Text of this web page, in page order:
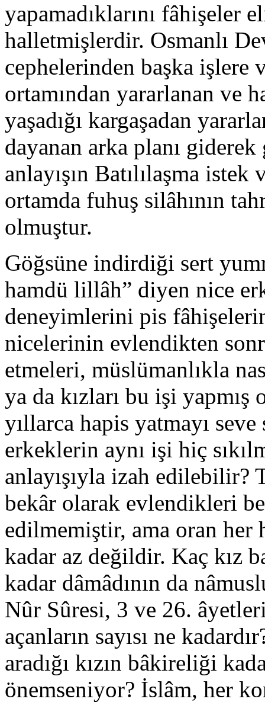
yapamadıklarını fâhişeler
halletmişlerdir. Osmanlı
cephelerinden başka işlere
ortamından yararlanan ve
yaşadığı kargaşadan
dayanan arka planı
anlayışın Batılılaşma
ortamda fuhuş silâhının
olmuştur.
Göğsüne indirdiği sert
hamdü lillâh” diyen nice
deneyimlerini pis
nicelerinin evlendikten
etmeleri, müslümanlıkla
ya da kızları bu işi yapmış
yıllarca hapis yatmayı
erkeklerin aynı işi hiç
anlayışıyla izah edilebilir?
bekâr olarak evlendikleri
edilmemiştir, ama oran her
kadar az değildir. Kaç kız
kadar dâmâdının da
Nûr Sûresi, 3 ve 26.
açanların sayısı ne
aradığı kızın bâkireliği
önemseniyor? İslâm, her